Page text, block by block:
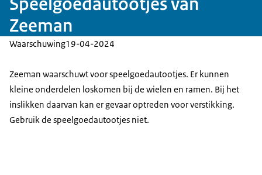
Zeeman
Waarschuwing19-04-2024
Zeeman waarschuwt voor speelgoedautootjes. Er kunnen
kleine onderdelen loskomen bij de wielen en ramen. Bij het
inslikken daarvan kan er gevaar optreden voor verstikking.
Gebruik de speelgoedautootjes niet.